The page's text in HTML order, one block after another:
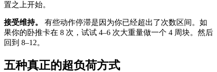
置之上开始。
接受维持。
有些动作停滞是因为你已经超出了次数区间。如
果你的卧推卡在 8 次，试试 4–6 次大重量做一个 4 周块。然后
回到 8–12。
五种真正的超负荷方式